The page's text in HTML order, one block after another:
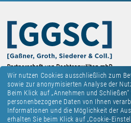
Wir nutzen Cookies ausschließlich zum
sowie zur anonymisierten Analyse der
Beim Klick auf „Annehmen und
personenbezogene Daten von Ihnen
Informationen und die Möglichkeit der
erhalten Sie beim Klick auf „Cookie-